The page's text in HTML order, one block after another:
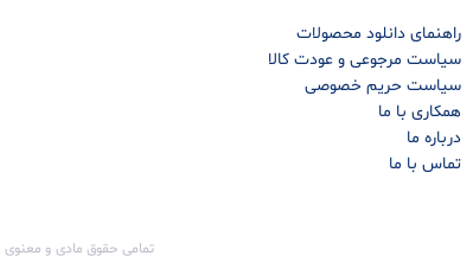
راهنمای دانلود محصولات
سیاست مرجوعی و عودت کالا
سیاست حریم خصوصی
همکاری با ما
درباره ما
تماس با ما